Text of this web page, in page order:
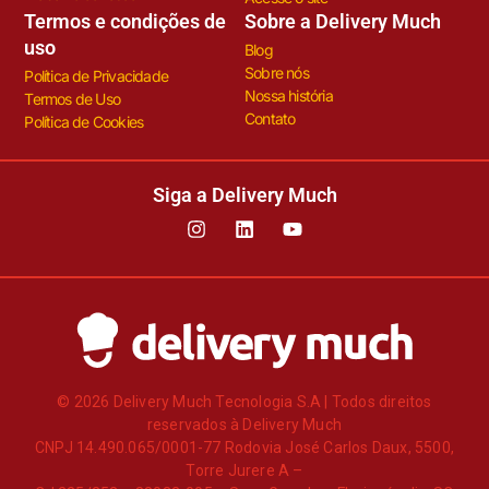
Termos e condições de
uso
Política de Privacidade
Termos de Uso
Política de Cookies
Sobre a Delivery Much
Blog
Sobre nós
Nossa história
Contato
Siga a Delivery Much
© 2026 Delivery Much Tecnologia S.A | Todos direitos
reservados à Delivery Much
CNPJ 14.490.065/0001-77 Rodovia José Carlos Daux, 5500,
Torre Jurere A –